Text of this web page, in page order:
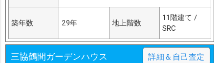
築年数 29年 地上階数
11階建て /
SRC
三協鶴間ガーデンハウス 詳細＆自己査定